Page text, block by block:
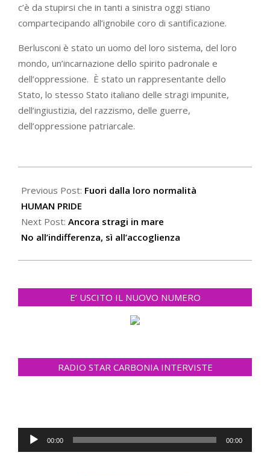
c’è da stupirsi che in tanti a sinistra oggi stiano
compartecipando all’ignobile coro di santificazione.
Berlusconi è stato un uomo del loro sistema, del loro
mondo, un’incarnazione dello spirito padronale e
dell’oppressione. È stato un rappresentante dello
Stato, lo stesso Stato italiano delle stragi impunite,
dell’ingiustizia, del razzismo, delle guerre,
dell’oppressione patriarcale.
06-
13
Previous Post: Fuori dalla loro normalità
HUMAN PRIDE
Next Post: Ancora stragi in mare
No all’indifferenza, sì all’accoglienza
E’ USCITO IL NUOVO NUMERO
RADIO STAR CARBONIA INTERVISTE
Audio
Player
00:00 00:00